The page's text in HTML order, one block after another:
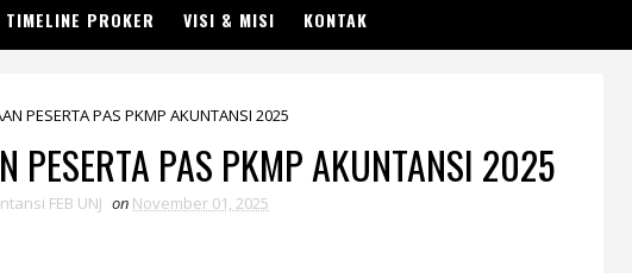
TIMELINE PROKER VISI & MISI KONTAK
PESERTA PAS PKMP AKUNTANSI 2025
PESERTA PAS PKMP AKUNTANSI 2025
FEB UNJ on November 01, 2025